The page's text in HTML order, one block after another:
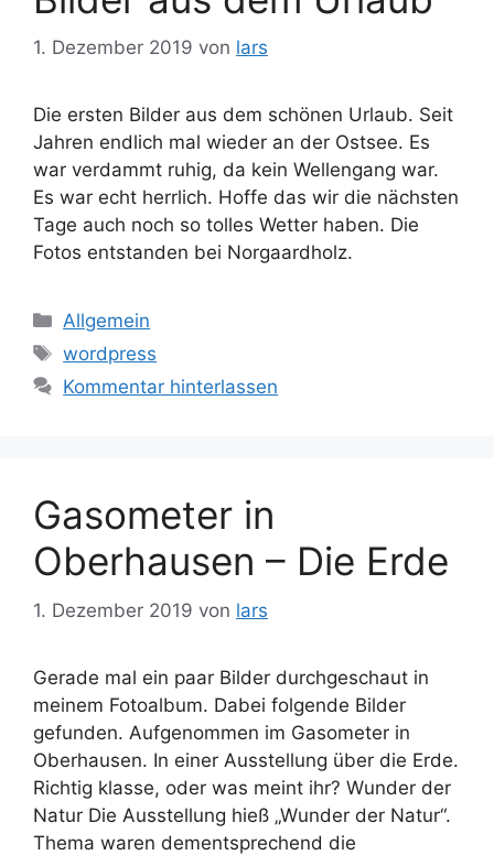
1. Dezember 2019 von lars
Die ersten Bilder aus dem schönen Urlaub. Seit
Jahren endlich mal wieder an der Ostsee. Es
war verdammt ruhig, da kein Wellengang war.
Es war echt herrlich. Hoffe das wir die nächsten
Tage auch noch so tolles Wetter haben. Die
Fotos entstanden bei Norgaardholz.
Kategorien
Allgemein
Schlagwörter
wordpress
Kommentar hinterlassen
Gasometer in
Oberhausen – Die Erde
1. Dezember 2019 von lars
Gerade mal ein paar Bilder durchgeschaut in
meinem Fotoalbum. Dabei folgende Bilder
gefunden. Aufgenommen im Gasometer in
Oberhausen. In einer Ausstellung über die Erde.
Richtig klasse, oder was meint ihr? Wunder der
Natur Die Ausstellung hieß „Wunder der Natur“.
Thema waren dementsprechend die